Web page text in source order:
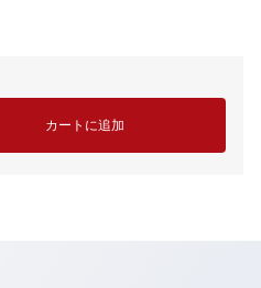
カートに追加